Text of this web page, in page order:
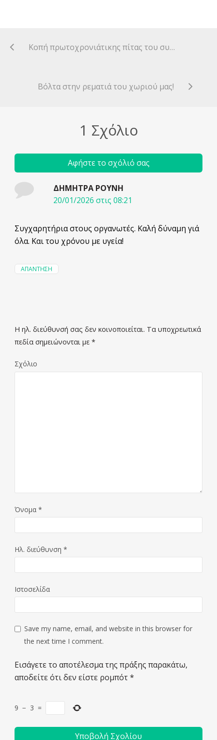
Κοπή πρωτοχρονιάτικης πίτας του συλλόγου μας.
Βόλτα στην ρεματιά του χωριού μας!
1 Σχόλιο
Αφήστε το σχόλιό σας
ΔΗΜΗΤΡΑ ΡΟΥΝΗ
20/01/2026 στις 08:21
Συγχαρητήρια στους οργανωτές. Καλή δύναμη γιά
όλα. Και του χρόνου με υγεία!
ΑΠΆΝΤΗΣΗ
Η ηλ. διεύθυνσή σας δεν κοινοποιείται. Τα υποχρεωτικά
πεδία σημειώνονται με *
Σχόλιο
Όνομα *
Ηλ. διεύθυνση *
Ιστοσελίδα
Save my name, email, and website in this browser for
the next time I comment.
Εισάγετε το αποτέλεσμα της πράξης παρακάτω,
αποδείτε ότι δεν είστε ρομπότ*
9 − 3 =